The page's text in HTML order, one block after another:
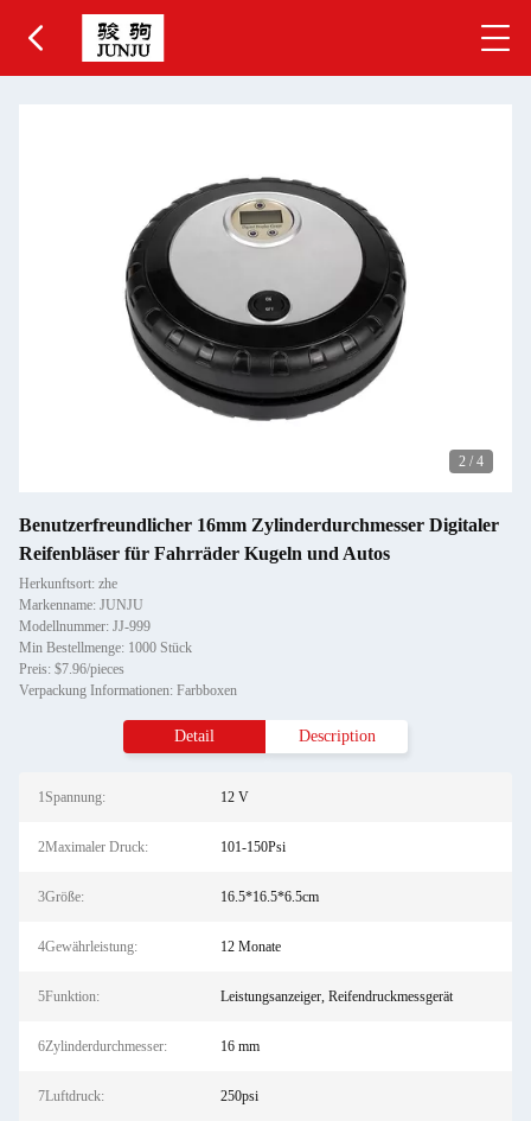
2 / 4
Benutzerfreundlicher 16mm Zylinderdurchmesser Digitaler
Reifenbläser für Fahrräder Kugeln und Autos
Herkunftsort: zhe
Markenname: JUNJU
Modellnummer: JJ-999
Min Bestellmenge: 1000 Stück
Preis: $7.96/pieces
Verpackung Informationen: Farbboxen
Detail Description
1Spannung: 12 V
2Maximaler Druck: 101-150Psi
3Größe: 16.5*16.5*6.5cm
4Gewährleistung: 12 Monate
5Funktion: Leistungsanzeiger, Reifendruckmessgerät
6Zylinderdurchmesser: 16 mm
7Luftdruck: 250psi